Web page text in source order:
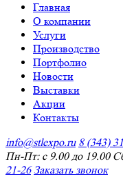
Главная
О компании
Услуги
Производство
Портфолио
Новости
Выставки
Акции
Контакты
info@stlexpo.ru 8 (343)
Пн-Пт: с 9.00 до 19.00
21-26 Заказать звонок